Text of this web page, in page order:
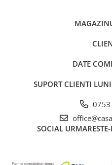
DATE
SUPORT CLIENTI
SOCIAL